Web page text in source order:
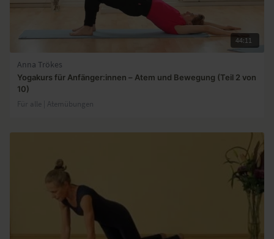
44:11
Anna Trökes
Yogakurs für Anfänger:innen – Atem und Bewegung (Teil 2 von
10)
Für alle | Atemübungen